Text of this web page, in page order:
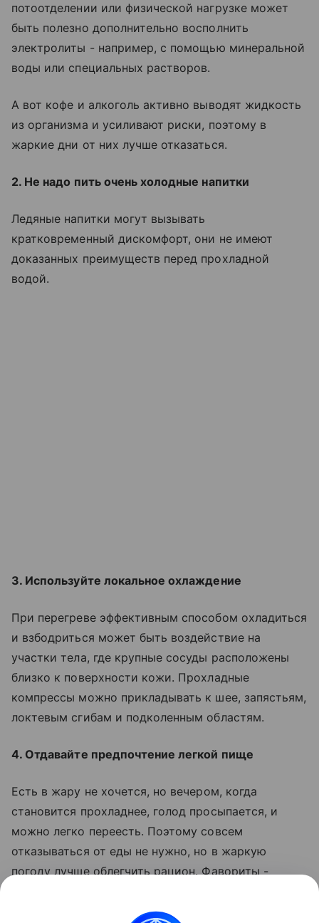
потоотделении или физической нагрузке может
быть полезно дополнительно восполнить
электролиты - например, с помощью минеральной
воды или специальных растворов.
А вот кофе и алкоголь активно выводят жидкость
из организма и усиливают риски, поэтому в
жаркие дни от них лучше отказаться.
2. Не надо пить очень холодные напитки
Ледяные напитки могут вызывать
кратковременный дискомфорт, они не имеют
доказанных преимуществ перед прохладной
водой.
3. Используйте локальное охлаждение
При перегреве эффективным способом охладиться
и взбодриться может быть воздействие на
участки тела, где крупные сосуды расположены
близко к поверхности кожи. Прохладные
компрессы можно прикладывать к шее, запястьям,
локтевым сгибам и подколенным областям.
4. Отдавайте предпочтение легкой пище
Есть в жару не хочется, но вечером, когда
становится прохладнее, голод просыпается, и
можно легко переесть. Поэтому совсем
отказываться от еды не нужно, но в жаркую
погоду лучше облегчить рацион. Фавориты -